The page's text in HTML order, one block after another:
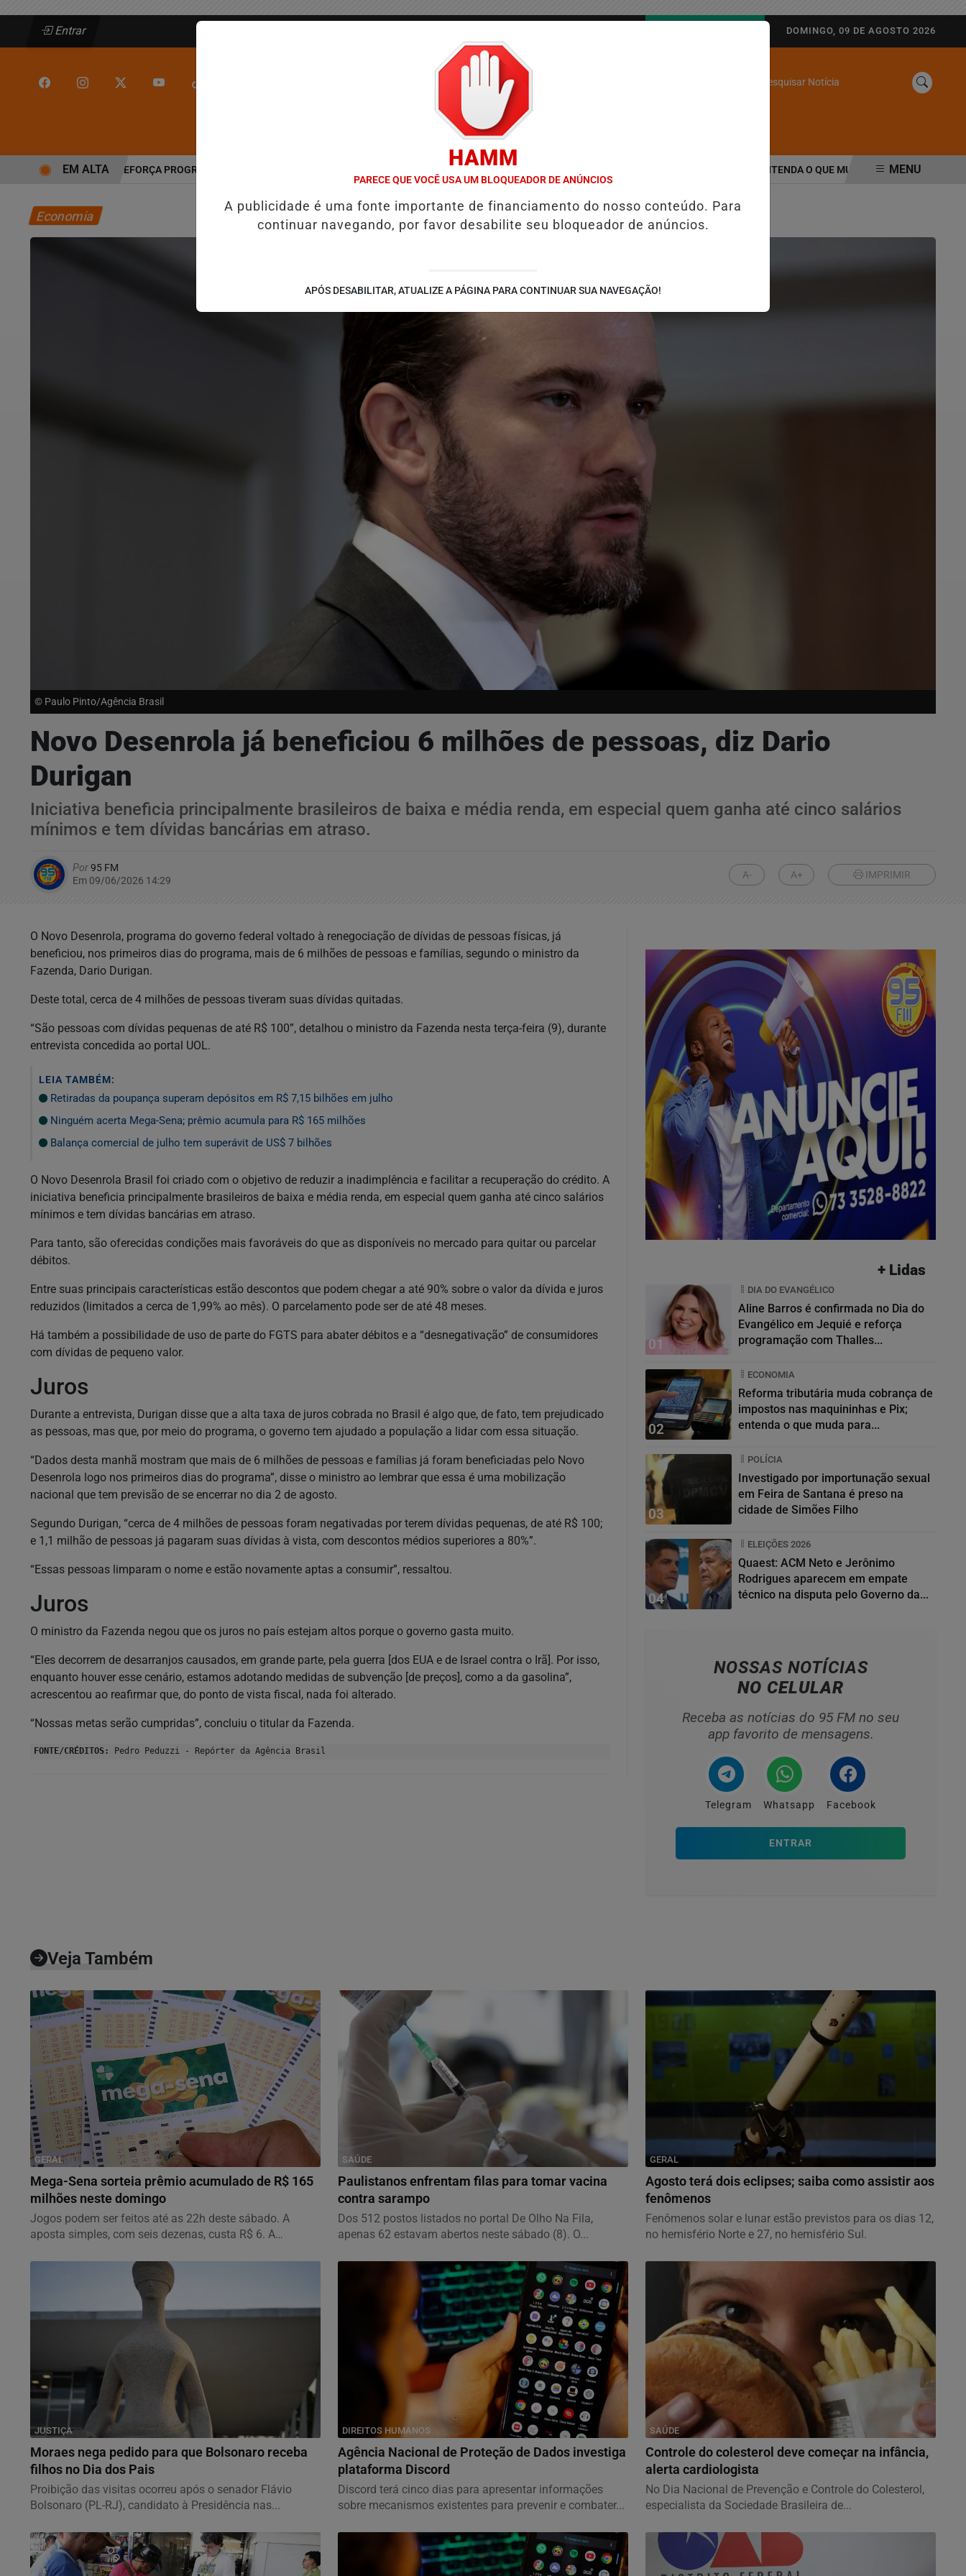
Entrar DOMINGO, 09 DE AGOSTO 2026
Pesquisar Notícia
/ PUBLICIDADES LEGAIS
EM JEQUIÉ E REFORÇA PROGRAMAÇÃO COM THALLES ROBERTO REFORMA TRIBUTÁRIA MUDA COBRANÇA DE IMPOSTOS NAS MAQUININHAS E PIX; ENTENDA O QUE MUDA PARA EMPRESAS E
EM ALTA MENU
Economia
© Paulo Pinto/Agência Brasil
Novo Desenrola já beneficiou 6 milhões de pessoas, diz Dario
Durigan
Iniciativa beneficia principalmente brasileiros de baixa e média renda, em especial quem ganha até cinco salários
mínimos e tem dívidas bancárias em atraso.
Por95 FM
Em 09/06/2026 14:29
A- A+ IMPRIMIR
O Novo Desenrola, programa do governo federal voltado à renegociação de dívidas de pessoas físicas, já
beneficiou, nos primeiros dias do programa, mais de 6 milhões de pessoas e famílias, segundo o ministro da
Fazenda, Dario Durigan.
Deste total, cerca de 4 milhões de pessoas tiveram suas dívidas quitadas.
“São pessoas com dívidas pequenas de até R$ 100”, detalhou o ministro da Fazenda nesta terça-feira (9), durante
entrevista concedida ao portal UOL.
LEIA TAMBÉM:
Retiradas da poupança superam depósitos em R$ 7,15 bilhões em julho
Ninguém acerta Mega-Sena; prêmio acumula para R$ 165 milhões
Balança comercial de julho tem superávit de US$ 7 bilhões
O Novo Desenrola Brasil foi criado com o objetivo de reduzir a inadimplência e facilitar a recuperação do crédito. A
iniciativa beneficia principalmente brasileiros de baixa e média renda, em especial quem ganha até cinco salários
mínimos e tem dívidas bancárias em atraso.
Para tanto, são oferecidas condições mais favoráveis do que as disponíveis no mercado para quitar ou parcelar
débitos.
Entre suas principais características estão descontos que podem chegar a até 90% sobre o valor da dívida e juros
reduzidos (limitados a cerca de 1,99% ao mês). O parcelamento pode ser de até 48 meses.
Há também a possibilidade de uso de parte do FGTS para abater débitos e a “desnegativação” de consumidores
com dívidas de pequeno valor.
Juros
Durante a entrevista, Durigan disse que a alta taxa de juros cobrada no Brasil é algo que, de fato, tem prejudicado
as pessoas, mas que, por meio do programa, o governo tem ajudado a população a lidar com essa situação.
“Dados desta manhã mostram que mais de 6 milhões de pessoas e famílias já foram beneficiadas pelo Novo
Desenrola logo nos primeiros dias do programa”, disse o ministro ao lembrar que essa é uma mobilização
nacional que tem previsão de se encerrar no dia 2 de agosto.
Segundo Durigan, “cerca de 4 milhões de pessoas foram negativadas por terem dívidas pequenas, de até R$ 100;
e 1,1 milhão de pessoas já pagaram suas dívidas à vista, com descontos médios superiores a 80%”.
“Essas pessoas limparam o nome e estão novamente aptas a consumir”, ressaltou.
Juros
O ministro da Fazenda negou que os juros no país estejam altos porque o governo gasta muito.
“Eles decorrem de desarranjos causados, em grande parte, pela guerra [dos EUA e de Israel contra o Irã]. Por isso,
enquanto houver esse cenário, estamos adotando medidas de subvenção [de preços], como a da gasolina”,
acrescentou ao reafirmar que, do ponto de vista fiscal, nada foi alterado.
“Nossas metas serão cumpridas”, concluiu o titular da Fazenda.
FONTE/CRÉDITOS: Pedro Peduzzi - Repórter da Agência Brasil
+ Lidas
01
DIA DO EVANGÉLICO
Aline Barros é confirmada no Dia do
Evangélico em Jequié e reforça
programação com Thalles...
02
ECONOMIA
Reforma tributária muda cobrança de
impostos nas maquininhas e Pix;
entenda o que muda para...
03
POLÍCIA
Investigado por importunação sexual
em Feira de Santana é preso na
cidade de Simões Filho
04
ELEIÇÕES 2026
Quaest: ACM Neto e Jerônimo
Rodrigues aparecem em empate
técnico na disputa pelo Governo da...
NOSSAS NOTÍCIAS
NO CELULAR
Receba as notícias do 95 FM no seu
app favorito de mensagens.
Telegram Whatsapp Facebook
ENTRAR
Veja Também
GERAL
Mega-Sena sorteia prêmio acumulado de R$ 165
milhões neste domingo
Jogos podem ser feitos até as 22h deste sábado. A
aposta simples, com seis dezenas, custa R$ 6. A
SAÚDE
Paulistanos enfrentam filas para tomar vacina
contra sarampo
Dos 512 postos listados no portal De Olho Na Fila,
apenas 62 estavam abertos neste sábado (8). O...
GERAL
Agosto terá dois eclipses; saiba como assistir aos
fenômenos
Fenômenos solar e lunar estão previstos para os dias 12,
no hemisfério Norte e 27, no hemisfério Sul.
JUSTIÇA
Moraes nega pedido para que Bolsonaro receba
filhos no Dia dos Pais
Proibição das visitas ocorreu após o senador Flávio
Bolsonaro (PL-RJ), candidato à Presidência nas...
DIREITOS HUMANOS
Agência Nacional de Proteção de Dados investiga
plataforma Discord
Discord terá cinco dias para apresentar informações
sobre mecanismos existentes para prevenir e combater...
SAÚDE
Controle do colesterol deve começar na infância,
alerta cardiologista
No Dia Nacional de Prevenção e Controle do Colesterol,
especialista da Sociedade Brasileira de...
HAMM
PARECE QUE VOCÊ USA UM BLOQUEADOR DE ANÚNCIOS
A publicidade é uma fonte importante de financiamento do nosso conteúdo. Para
continuar navegando, por favor desabilite seu bloqueador de anúncios.
APÓS DESABILITAR, ATUALIZE A PÁGINA PARA CONTINUAR SUA NAVEGAÇÃO!